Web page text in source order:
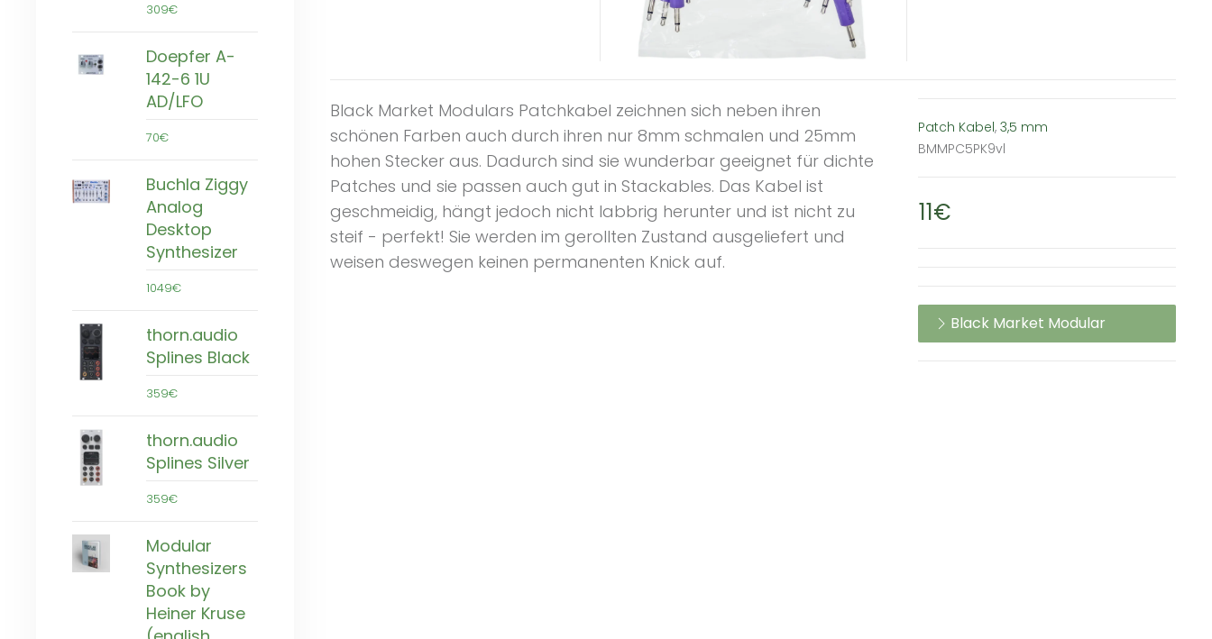
309€
Doepfer A-
142-6 1U
AD/LFO
70€
Buchla Ziggy
Analog
Desktop
Synthesizer
1049€
thorn.audio
Splines Black
359€
thorn.audio
Splines Silver
359€
Modular
Synthesizers
Book by
Heiner Kruse
Black Market Modulars Patchkabel zeichnen sich neben ihren
schönen Farben auch durch ihren nur 8mm schmalen und 25mm
hohen Stecker aus. Dadurch sind sie wunderbar geeignet für dichte
Patches und sie passen auch gut in Stackables. Das Kabel ist
geschmeidig, hängt jedoch nicht labbrig herunter und ist nicht zu
steif - perfekt! Sie werden im gerollten Zustand ausgeliefert und
weisen deswegen keinen permanenten Knick auf.
Patch Kabel, 3,5 mm
BMMPC5PK9vl
11€
Black Market Modular